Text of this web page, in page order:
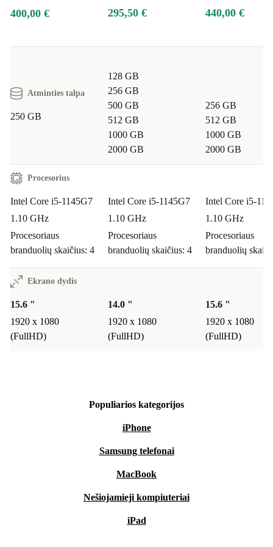
Kiek laiko galioja garantija?Šiam atnaujintam „Dell
Ar galiu grąžinti produktą?
grąžinimo teisę. Išbandyk įrenginį ramiai – jei nebus
patenkintas, galėsi jį lengvai grąžinti.
Kokius privalumus Latitude 5520 siūlo kasdieniame
gyvenime?Jūs galėsite mėgautis galingu našumu,
daugybe jungčių ir patogiu FullHD ekranu – tiek
studijoms, tiek darbui, tiek asmeniniam naudojimui. Dėl
plono dizaino ir mažo svorio šis nešiojamas kompiuteris
visada bus lankstus naudojimui.
Išvada:Rinkdamiesi atnaujintą „Dell Latitude 5520“,
pasirenkate galingą, patikimą nešiojamąjį kompiuterį ir
parodote, kad esate už tvarumą. Patirkite technologiją,
kuri ne tik padaro jūsų kasdienybę protingesnę, bet ir
tausoja išteklius. 💚
400,00 € 295,50 € 440,00 €
Atminties talpa
250 GB
128 GB
256 GB
500 GB
512 GB
1000 GB
2000 GB
256 GB
512 GB
1000 GB
2000 GB
Procesorius
Intel Core i5-1145G7
1.10 GHz
Procesoriaus
branduolių skaičius: 4
Intel Core i5-1145G7
1.10 GHz
Procesoriaus
branduolių skaičius: 4
Intel Core i5-
1.10 GHz
Procesoriaus
branduolių
Ekrano dydis
15.6 "
1920 x 1080
(FullHD)
14.0 "
1920 x 1080
(FullHD)
15.6 "
1920 x 1080
(FullHD)
Populiarios kategorijos
iPhone
Samsung telefonai
MacBook
Nešiojamieji kompiuteriai
iPad